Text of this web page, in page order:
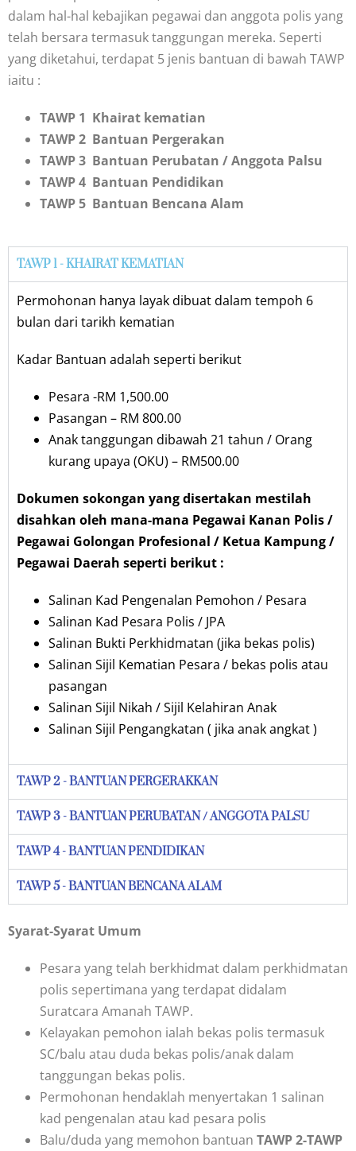
dalam hal-hal kebajikan pegawai dan anggota polis yang
telah bersara termasuk tanggungan mereka. Seperti
yang diketahui, terdapat 5 jenis bantuan di bawah TAWP
iaitu :
TAWP 1 Khairat kematian
TAWP 2 Bantuan Pergerakan
TAWP 3 Bantuan Perubatan / Anggota Palsu
TAWP 4 Bantuan Pendidikan
TAWP 5 Bantuan Bencana Alam
TAWP 1 - KHAIRAT KEMATIAN
Permohonan hanya layak dibuat dalam tempoh 6
bulan dari tarikh kematian
Kadar Bantuan adalah seperti berikut
Pesara -RM 1,500.00
Pasangan – RM 800.00
Anak tanggungan dibawah 21 tahun / Orang
kurang upaya (OKU) – RM500.00
Dokumen sokongan yang disertakan mestilah
disahkan oleh mana-mana Pegawai Kanan Polis /
Pegawai Golongan Profesional / Ketua Kampung /
Pegawai Daerah seperti berikut :
Salinan Kad Pengenalan Pemohon / Pesara
Salinan Kad Pesara Polis / JPA
Salinan Bukti Perkhidmatan (jika bekas polis)
Salinan Sijil Kematian Pesara / bekas polis atau
pasangan
Salinan Sijil Nikah / Sijil Kelahiran Anak
Salinan Sijil Pengangkatan ( jika anak angkat )
TAWP 2 - BANTUAN PERGERAKKAN
TAWP 3 - BANTUAN PERUBATAN / ANGGOTA PALSU
TAWP 4 - BANTUAN PENDIDIKAN
TAWP 5 - BANTUAN BENCANA ALAM
Syarat-Syarat Umum
Pesara yang telah berkhidmat dalam perkhidmatan
polis sepertimana yang terdapat didalam
Suratcara Amanah TAWP.
Kelayakan pemohon ialah bekas polis termasuk
SC/balu atau duda bekas polis/anak dalam
tanggungan bekas polis.
Permohonan hendaklah menyertakan 1 salinan
kad pengenalan atau kad pesara polis
Balu/duda yang memohon bantuan TAWP 2-TAWP